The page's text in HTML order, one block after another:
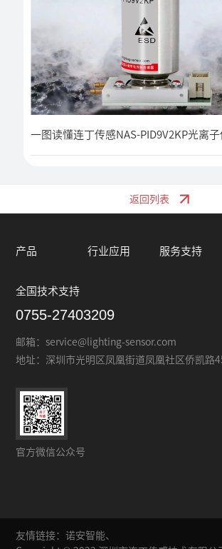
一图读懂连丁传感NAS-PID9V2KP光离
返回列表
产品 行业应用 服务支持
全国技术支持
0755-27403209
邮箱： service@lighting-sensor.com
地址： 深圳市光明区凤凰街道凤凰社区侨凯路
官方微信公众号
友情链接：诺安智能、